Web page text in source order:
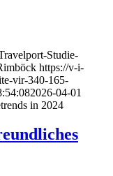
Studie-
https://v-i-
vir-340-165-
2026-04-01
in 2024